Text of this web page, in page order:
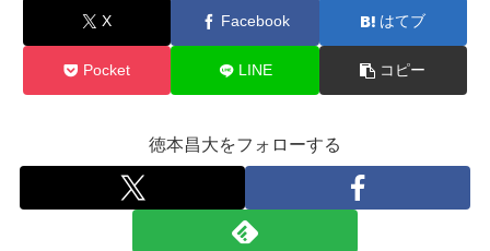
X Facebook はてブ
Pocket LINE コピー
徳本昌大をフォローする